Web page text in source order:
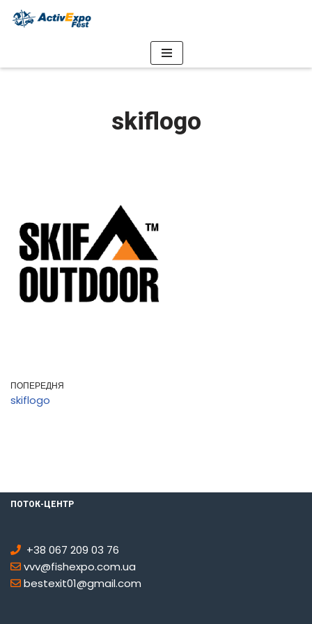
вмісту
skiflogo
ПОПЕРЕДНЯ
skiflogo
ПОТОК-ЦЕНТР
+38 067 209 03 76
vvv@fishexpo.com.ua
bestexit01@gmail.com